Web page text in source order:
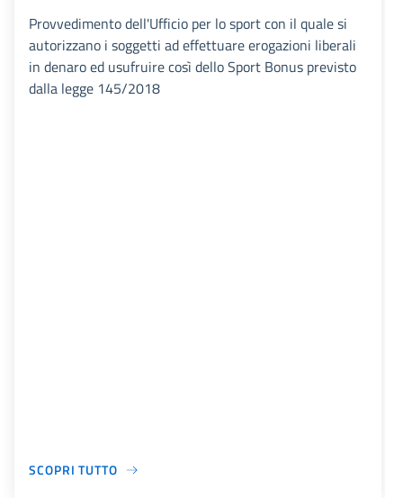
Provvedimento dell'Ufficio per lo sport con il quale si
autorizzano i soggetti ad effettuare erogazioni liberali
in denaro ed usufruire così dello Sport Bonus previsto
dalla legge 145/2018
SCOPRI TUTTO